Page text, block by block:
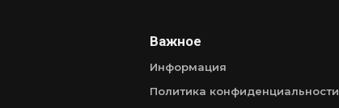
Важное
Информация
Политика конфиденциальности